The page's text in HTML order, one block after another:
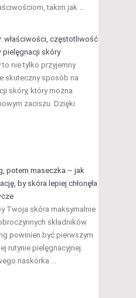
takim jak …
właściwości, częstotliwość
pielęgnacji skóry
to nie tylko przyjemny
skuteczny sposób na
skóry, który można
zaciszu. Dzięki
potem maseczka – jak
by skóra lepiej chłonęła
Twoja skóra maksymalnie
składników
powinien być pierwszym
rutynie pielęgnacyjnej.
naskórka …